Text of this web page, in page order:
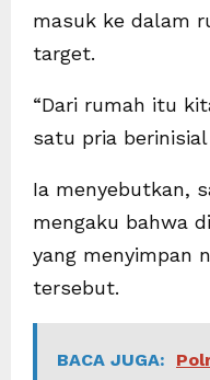
masuk ke dalam
target.
“Dari rumah itu
satu pria
Ia menyebutkan,
mengaku bahwa
yang menyimpan
tersebut.
BACA JUGA: